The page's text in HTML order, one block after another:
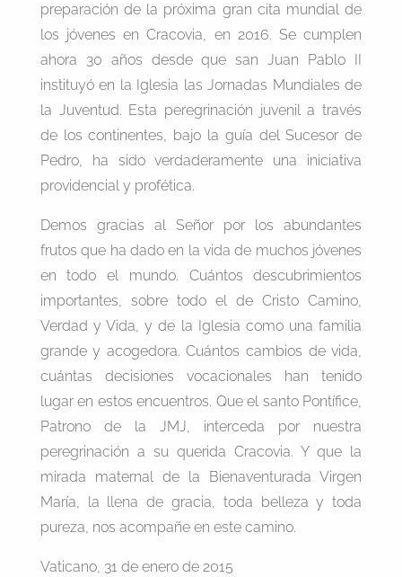
preparación de la próxima gran cita mundial de
los jóvenes en Cracovia, en 2016. Se cumplen
ahora 30 años desde que san Juan Pablo II
instituyó en la Iglesia las Jornadas Mundiales de
la Juventud. Esta peregrinación juvenil a través
de los continentes, bajo la guía del Sucesor de
Pedro, ha sido verdaderamente una iniciativa
providencial y profética.
Demos gracias al Señor por los abundantes
frutos que ha dado en la vida de muchos jóvenes
en todo el mundo. Cuántos descubrimientos
importantes, sobre todo el de Cristo Camino,
Verdad y Vida, y de la Iglesia como una familia
grande y acogedora. Cuántos cambios de vida,
cuántas decisiones vocacionales han tenido
lugar en estos encuentros. Que el santo Pontífice,
Patrono de la JMJ, interceda por nuestra
peregrinación a su querida Cracovia. Y que la
mirada maternal de la Bienaventurada Virgen
María, la llena de gracia, toda belleza y toda
pureza, nos acompañe en este camino.
Vaticano, 31 de enero de 2015